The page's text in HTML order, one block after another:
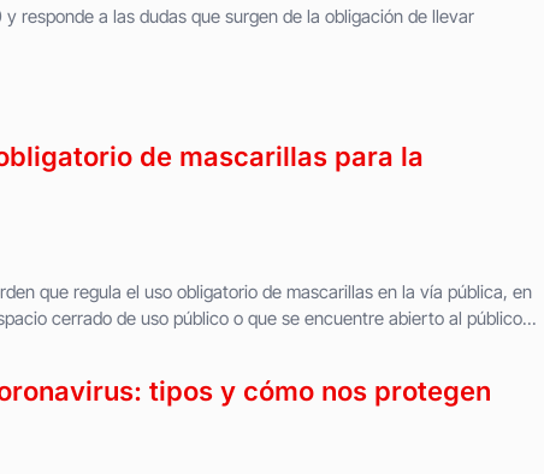
responde a las dudas que surgen de la obligación de llevar
de mascarillas para la
que regula el uso obligatorio de mascarillas en la vía pública, en
cerrado de uso público o que se encuentre abierto al público...
tipos y cómo nos protegen